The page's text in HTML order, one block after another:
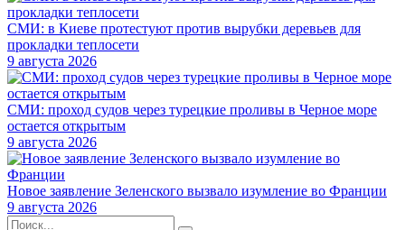
СМИ: в Киеве протестуют против вырубки деревьев для
прокладки теплосети
9 августа 2026
СМИ: проход судов через турецкие проливы в Черное море
остается открытым
9 августа 2026
Новое заявление Зеленского вызвало изумление во Франции
9 августа 2026